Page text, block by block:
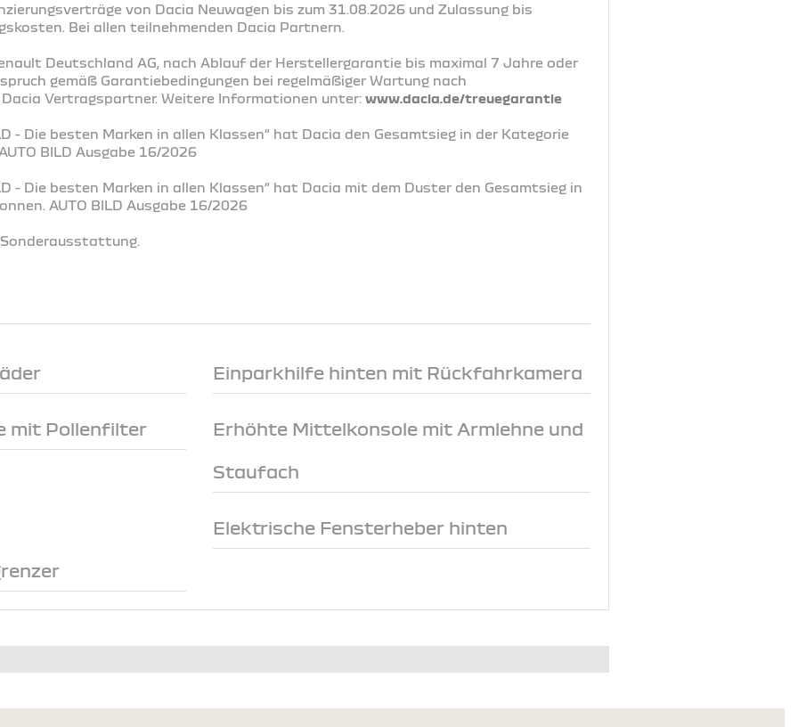
von Dacia Neuwagen bis zum 31.08.2026 und Zulassung bis
Bei allen teilnehmenden Dacia Partnern.
Deutschland AG, nach Ablauf der Herstellergarantie bis maximal 7 Jahre oder
gemäß Garantiebedingungen bei regelmäßiger Wartung nach
Vertragspartner. Weitere Informationen unter:www.dacia.de/treuegarantie
- Die besten Marken in allen Klassen“ hat Dacia den Gesamtsieg in der Kategorie
BILD Ausgabe 16/2026
- Die besten Marken in allen Klassen“ hat Dacia mit dem Duster den Gesamtsieg in
AUTO BILD Ausgabe 16/2026
Einparkhilfe hinten mit Rückfahrkamera
mit Pollenfilter Erhöhte Mittelkonsole mit Armlehne und
Staufach
Elektrische Fensterheber hinten